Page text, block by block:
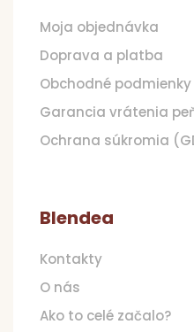
Moja objednávka
Doprava a platba
Obchodné podmienky
Garancia vrátenia
Ochrana súkromia
Blendea
Kontakty
O nás
Ako to celé začalo?